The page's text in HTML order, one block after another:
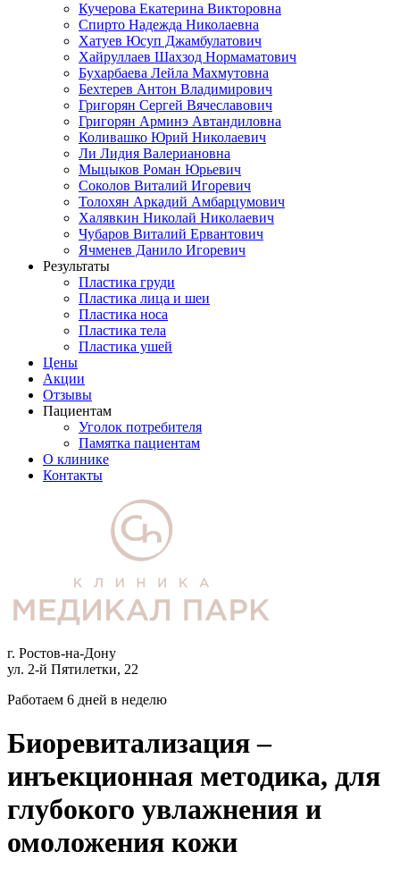
Кучерова Екатерина Викторовна
Спирто Надежда Николаевна
Хатуев Юсуп Джамбулатович
Хайруллаев Шахзод Нормаматович
Бухарбаева Лейла Махмутовна
Бехтерев Антон Владимирович
Григорян Сергей Вячеславович
Григорян Арминэ Автандиловна
Коливашко Юрий Николаевич
Ли Лидия Валериановна
Мыцыков Роман Юрьевич
Соколов Виталий Игоревич
Толохян Аркадий Амбарцумович
Халявкин Николай Николаевич
Чубаров Виталий Ервантович
Ячменев Данило Игоревич
Результаты
Пластика груди
Пластика лица и шеи
Пластика носа
Пластика тела
Пластика ушей
Цены
Акции
Отзывы
Пациентам
Уголок потребителя
Памятка пациентам
О клинике
Контакты
г. Ростов-на-Дону
ул. 2-й Пятилетки, 22
Работаем 6 дней в неделю
Биоревитализация –
инъекционная методика, для
глубокого увлажнения и
омоложения кожи